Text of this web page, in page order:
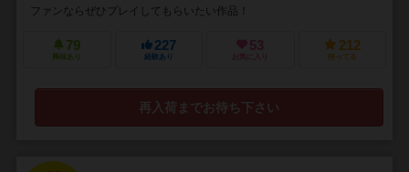
ファンならぜひプレイしてもらいたい作品！
79
興味あり
227
経験あり
53
お気に入り
212
持ってる
再入荷までお待ち下さい